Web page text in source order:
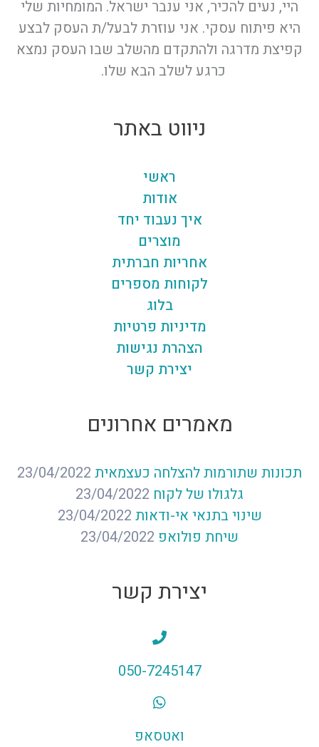
היי, נעים להכיר, אני ענבר ישראל. המומחיות שלי
היא פיתוח עסקי. אני עוזרת לבעל/ת העסק לבצע
קפיצת מדרגה ולהתקדם מהשלב שבו העסק נמצא
כרגע לשלב הבא שלו.
ניווט באתר
ראשי
אודות
איך נעבוד יחד
מוצרים
אחריות חברתית
לקוחות מספרים
בלוג
מדיניות פרטיות
הצהרת נגישות
יצירת קשר
מאמרים אחרונים
תכונות שתורמות להצלחה כעצמאית 23/04/2022
גלגולו של לקוח 23/04/2022
שינוי בתנאי אי-ודאות 23/04/2022
שיחת פולואפ 23/04/2022
יצירת קשר
050-7245147
ואטסאפ